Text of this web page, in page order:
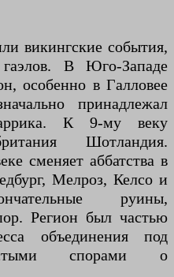
викингские события,
В Юго-Западе
особенно в Галловее
принадлежал
К 9-му веку
Шотландия.
сменяет аббатства в
Мелроз, Келсо и
руины,
Регион был частью
объединения под
спорами о